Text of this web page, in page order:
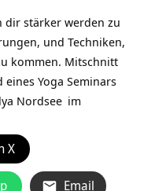
dir stärker werden zu
und Techniken,
kommen. Mitschnitt
eines Yoga Seminars
Nordsee im
X
Email